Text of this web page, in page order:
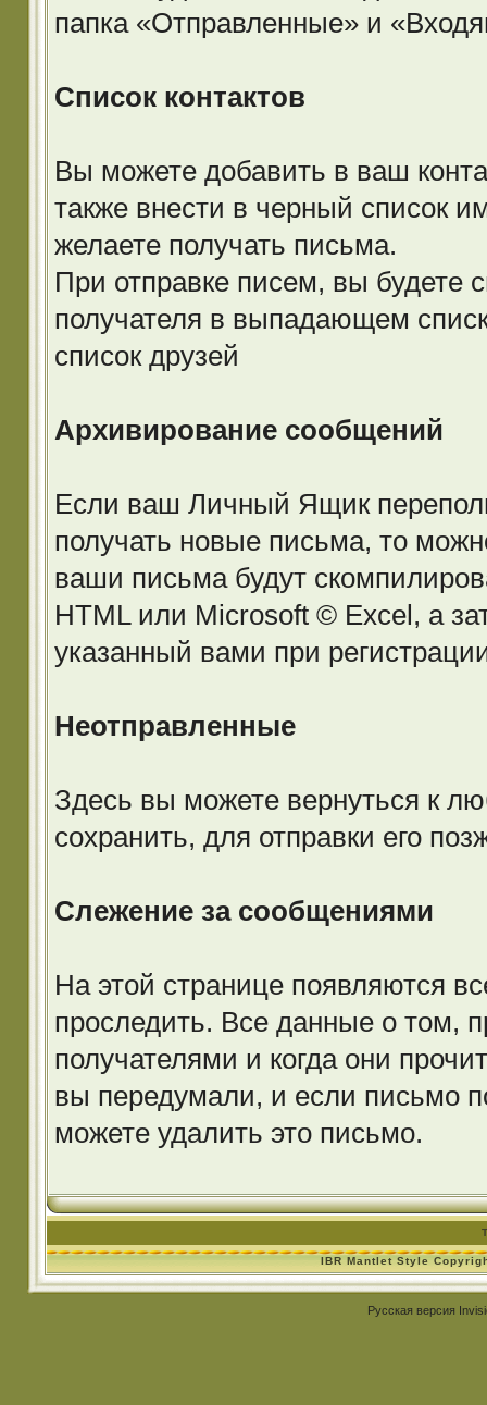
папка «Отправленные» и
Список контактов
Вы можете добавить в ваш
также внести в черный список
желаете получать письма.
При отправке писем, вы будете
получателя в выпадающем
список друзей
Архивирование сообщений
Если ваш Личный Ящик
получать новые письма, то
ваши письма будут
HTML или Microsoft © Excel, а
указанный вами при
Неотправленные
Здесь вы можете вернуться к
сохранить, для отправки его
Слежение за сообщениями
На этой странице появляются
проследить. Все данные о том,
получателями и когда они
вы передумали, и если письмо
можете удалить это письмо.
IBR Mantlet Style
Русская версия